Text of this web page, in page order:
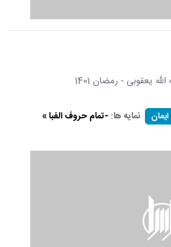
یعقوبی - رمضان 1401
نمایه ها: -تمام حروف الفبا »